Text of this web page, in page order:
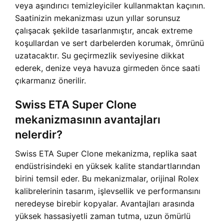
veya aşındırıcı temizleyiciler kullanmaktan kaçının.
Saatinizin mekanizması uzun yıllar sorunsuz
çalışacak şekilde tasarlanmıştır, ancak extreme
koşullardan ve sert darbelerden korumak, ömrünü
uzatacaktır. Su geçirmezlik seviyesine dikkat
ederek, denize veya havuza girmeden önce saati
çıkarmanız önerilir.
Swiss ETA Super Clone
mekanizmasının avantajları
nelerdir?
Swiss ETA Super Clone mekanizma, replika saat
endüstrisindeki en yüksek kalite standartlarından
birini temsil eder. Bu mekanizmalar, orijinal Rolex
kalibrelerinin tasarım, işlevsellik ve performansını
neredeyse birebir kopyalar. Avantajları arasında
yüksek hassasiyetli zaman tutma, uzun ömürlü